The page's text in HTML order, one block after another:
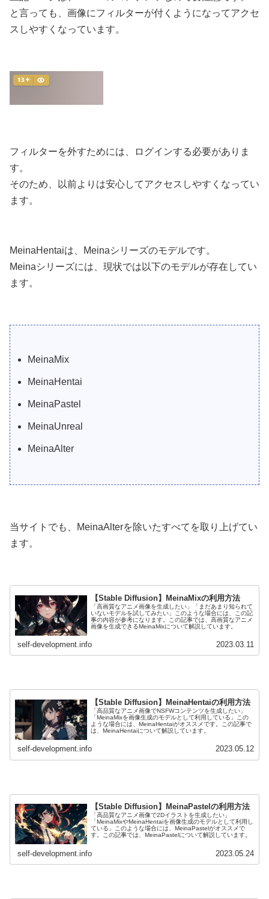
と言っても、画像にフィルターが付くようになってアクセ
スしやすくなっています。
フィルターを外すためには、ログインする必要がありま
す。
そのため、以前よりは安心してアクセスしやすくなってい
ます。
MeinaHentaiは、Meinaシリーズのモデルです。
Meinaシリーズには、現状では以下のモデルが存在してい
ます。
MeinaMix
MeinaHentai
MeinaPastel
MeinaUnreal
MeinaAlter
当サイトでも、MeinaAlterを除いたすべてを取り上げてい
ます。
【Stable Diffusion】MeinaMixの利用方法
「高画質なアニメ画像を生成したい」「まだあまり知られて
いないモデルを試してみたい」このような場合には、この記
事の内容が参考になります。この記事では、高画質なアニメ
画像を生成できるMeinaMixについて解説しています。
self-development.info 2023.03.11
【Stable Diffusion】MeinaHentaiの利用方法
「高品質なアニメ画像でNSFWコンテンツを生成したい」
「MeinaMixを画像生成のモデルとして利用している」この
ような場合には、MeinaHentaiがオススメです。この記事で
は、MeinaHentaiについて解説しています。
self-development.info 2023.05.12
【Stable Diffusion】MeinaPastelの利用方法
「高品質なアニメ画像で2Dイラストを生成したい」
「MeinaMixやMeinaHentaiを画像生成のモデルとして利用し
ている」このような場合には、MeinaPastelがオススメで
す。この記事では、MeinaPastelについて解説しています。
self-development.info 2023.05.24